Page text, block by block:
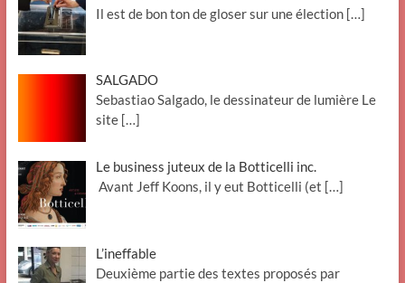
Il est de bon ton de gloser sur une élection […]
SALGADO
Sebastiao Salgado, le dessinateur de lumière Le
site […]
Le business juteux de la Botticelli inc.
Avant Jeff Koons, il y eut Botticelli (et […]
L’ineffable
Deuxième partie des textes proposés par